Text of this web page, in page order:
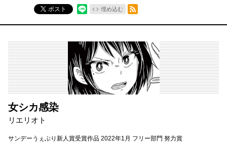
ポスト 埋め込む
RSSフィード
女シカ感染
リエリオト
サンデーうぇぶり新人賞受賞作品 2022年1月 フリー部門 努力賞